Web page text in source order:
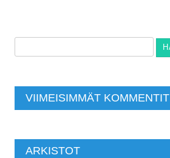
VIIMEISIMMÄT KOMMENTIT
ARKISTOT